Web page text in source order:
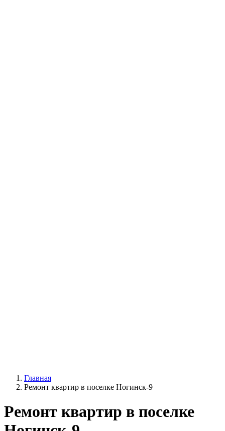
Главная
Ремонт квартир в поселке Ногинск-9
Ремонт квартир в поселке